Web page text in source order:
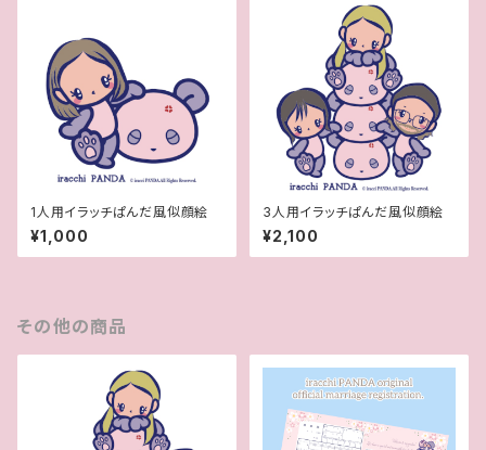
1人用イラッチぱんだ風似顔絵
¥1,000
3人用イラッチぱんだ風似顔絵
¥2,100
その他の商品